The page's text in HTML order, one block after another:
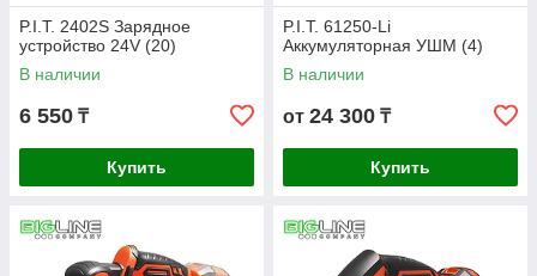
P.I.T. 2402S Зарядное
устройство 24V (20)
В наличии
6 550 ₸
Купить
P.I.T. 61250-Li
Аккумуляторная УШМ (4)
В наличии
от 24 300 ₸
Купить